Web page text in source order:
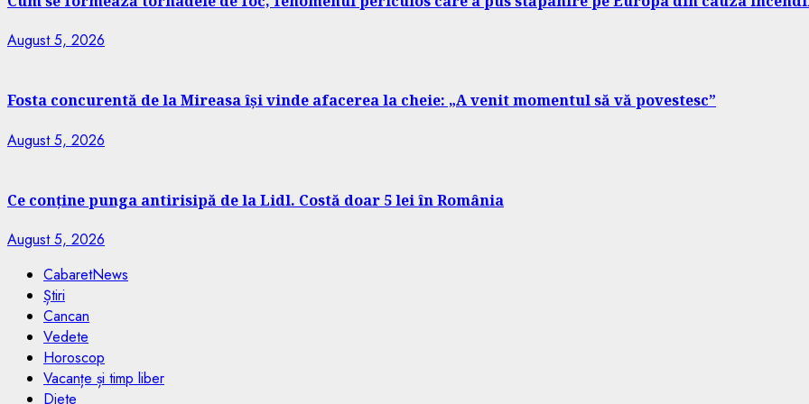
August 5, 2026
Fosta concurentă de la Mireasa își vinde afacerea la cheie: „A venit momentul să vă povestesc”
August 5, 2026
Ce conține punga antirisipă de la Lidl. Costă doar 5 lei în România
August 5, 2026
CabaretNews
Știri
Cancan
Vedete
Horoscop
Vacanțe și timp liber
Diete